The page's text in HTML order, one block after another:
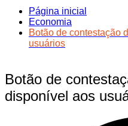
Página inicial
Economia
Botão de contestação
usuários
Botão de
disponível aos